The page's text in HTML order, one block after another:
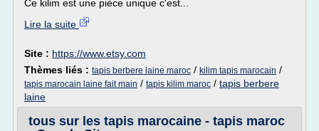
Ce kilim est une pièce unique c'est...
Lire la suite
Site : https://www.etsy.com
Thèmes liés : tapis berbere laine maroc / kilim tapis marocain /
tapis marocain laine fait main / tapis kilim maroc / tapis berbere
laine
tous sur les tapis marocaine - tapis maroc